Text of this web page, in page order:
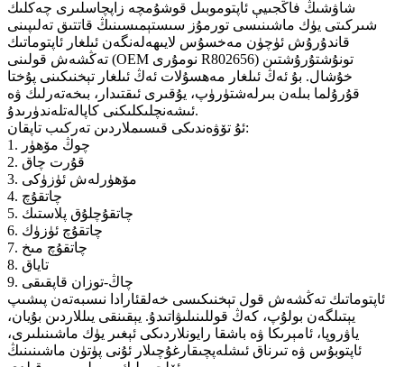
شاۋشىڭ فاڭجىيې ئاپتوموبىل قوشۇمچە زاپچاسلىرى چەكلىك
شىركىتى يۈك ماشىنىسى تورمۇز سىستېمىسىنىڭ قاتتىق تەلىپىنى
قاندۇرۇش ئۈچۈن مەخسۇس لايىھەلەنگەن ئىلغار ئاپتوماتىك
تەڭشەش قولىنى (OEM نومۇرى R802656) تونۇشتۇرۇشتىن
خۇشال. بۇ ئەڭ ئىلغار مەھسۇلات ئەڭ ئىلغار تېخنىكىنى پۇختا
قۇرۇلما بىلەن بىرلەشتۈرۈپ، يۇقىرى ئىقتىدار، بىخەتەرلىك ۋە
ئىشەنچلىكلىكنى كاپالەتلەندۈرىدۇ.
ئۇ تۆۋەندىكى قىسىملاردىن تەركىب تاپقان:
1. چوڭ مۆھۈر
2. قۇرت چاق
3. مۆھۈرلەش ئۈزۈكى
4. چاتقۇچ
5. چاتقۇچلۇق پلاستىك
6. چاتقۇچ ئۈزۈك
7. چاتقۇچ مىخ
8. تاياق
9. چاڭ-توزان قاپقىقى
ئاپتوماتىك تەڭشەش قول تېخنىكىسى خەلقئارادا نىسبەتەن پىشىپ
يېتىلگەن بولۇپ، كەڭ قوللىنىلىۋاتىدۇ. يېقىنقى يىللاردىن بۇيان،
ياۋروپا، ئامېرىكا ۋە باشقا رايونلاردىكى ئېغىر يۈك ماشىنىلىرى،
ئاپتوبۇس ۋە تىرناق ئىشلەپچىقارغۇچىلار ئۇنى پۈتۈن ماشىنىنىڭ